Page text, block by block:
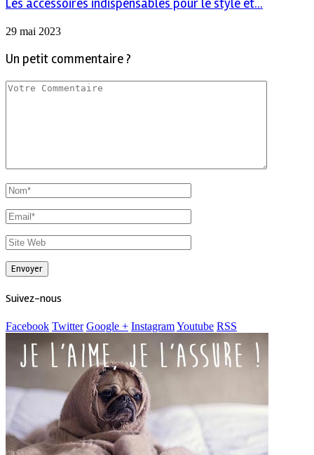
Les accessoires indispensables pour le style et...
29 mai 2023
Un petit commentaire ?
Suivez-nous
Facebook Twitter Google + InstagramYoutube RSS